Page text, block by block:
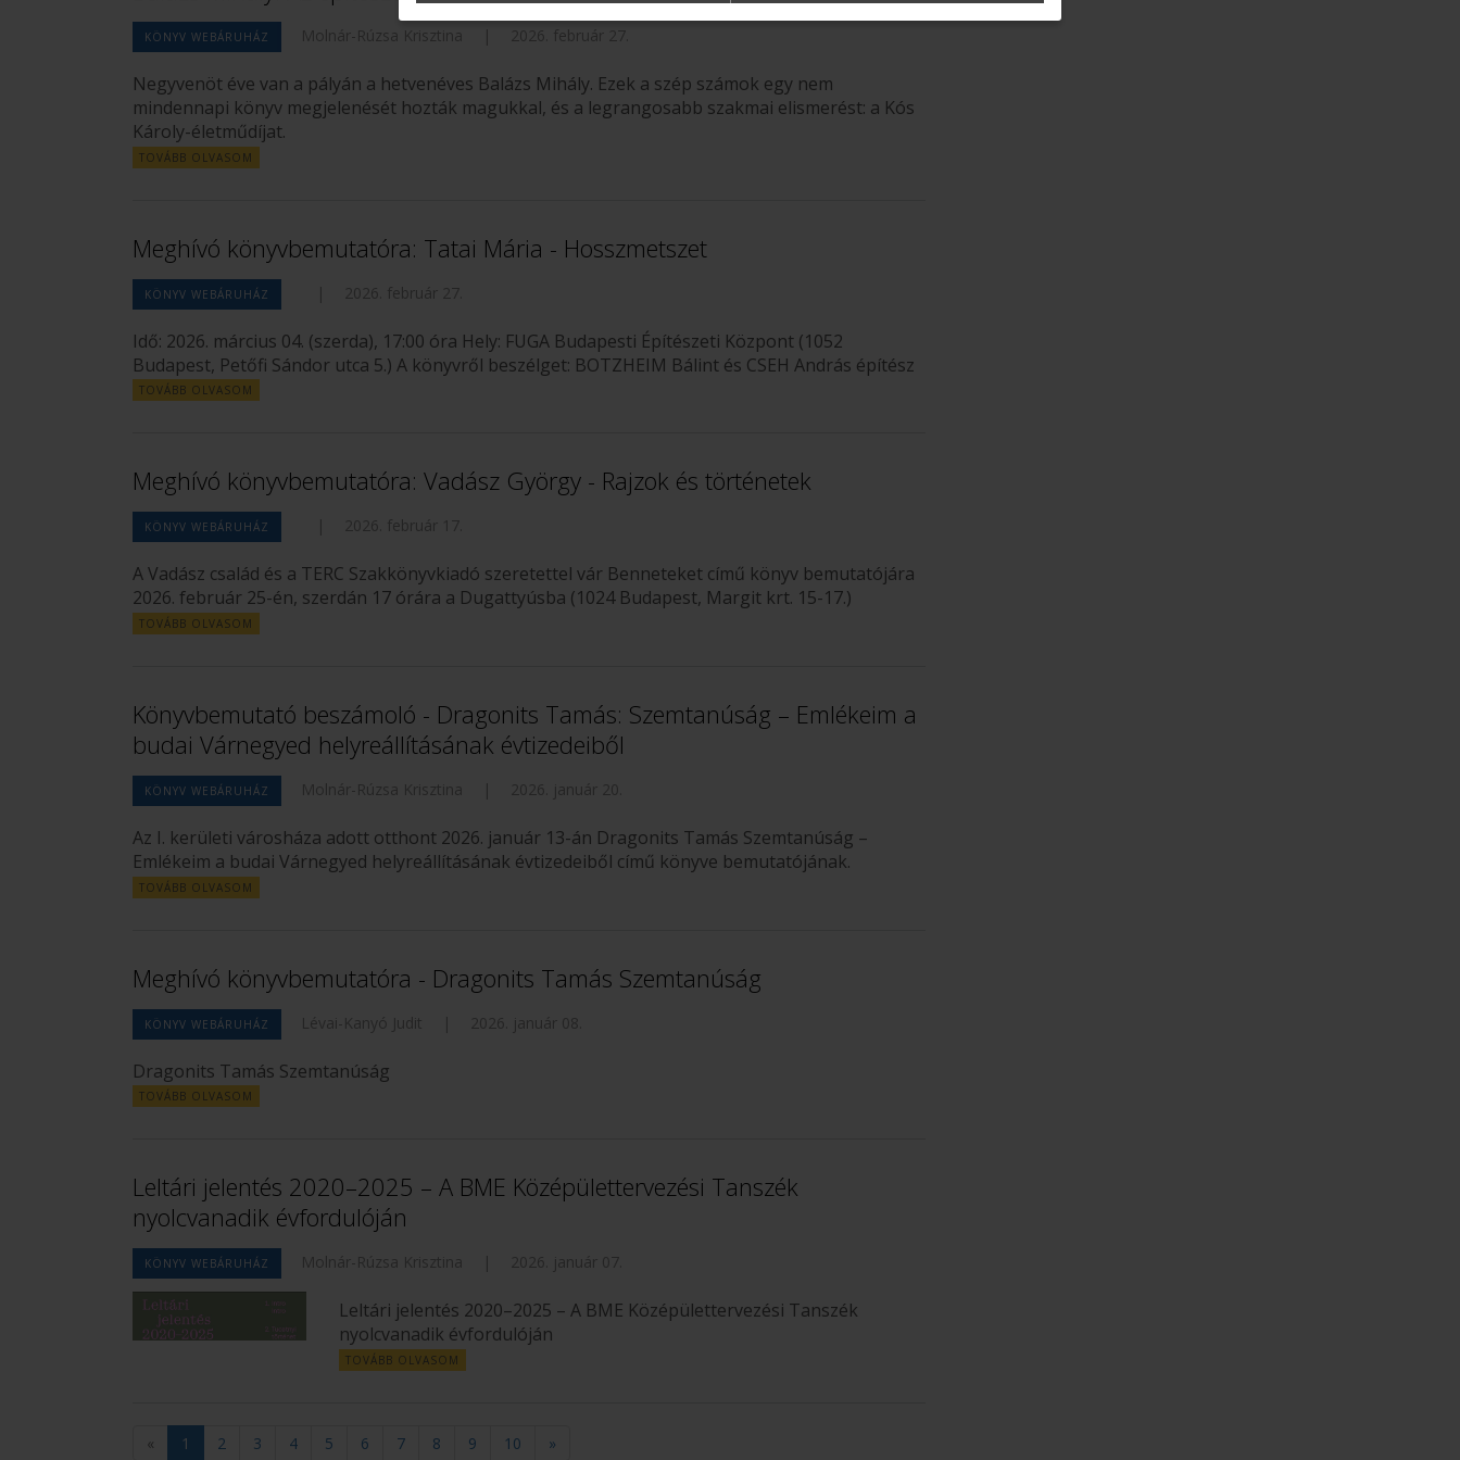
KÖNYV WEBÁRUHÁZ Molnár-Rúzsa Krisztina 2026. február 27.
Negyvenöt éve van a pályán a hetvenéves Balázs Mihály. Ezek a szép számok egy nem
mindennapi könyv megjelenését hozták magukkal, és a legrangosabb szakmai elismerést: a Kós
Károly-életműdíjat.
TOVÁBB OLVASOM
Meghívó könyvbemutatóra: Tatai Mária - Hosszmetszet
KÖNYV WEBÁRUHÁZ | 2026. február 27.
Idő: 2026. március 04. (szerda), 17:00 óra Hely: FUGA Budapesti Építészeti Központ (1052
Budapest, Petőfi Sándor utca 5.) A könyvről beszélget: BOTZHEIM Bálint és CSEH András építész
TOVÁBB OLVASOM
Meghívó könyvbemutatóra: Vadász György - Rajzok és történetek
KÖNYV WEBÁRUHÁZ | 2026. február 17.
A Vadász család és a TERC Szakkönyvkiadó szeretettel vár Benneteket című könyv bemutatójára
2026. február 25-én, szerdán 17 órára a Dugattyúsba (1024 Budapest, Margit krt. 15-17.)
TOVÁBB OLVASOM
Könyvbemutató beszámoló - Dragonits Tamás: Szemtanúság – Emlékeim a
budai Várnegyed helyreállításának évtizedeiből
KÖNYV WEBÁRUHÁZ Molnár-Rúzsa Krisztina | 2026. január 20.
Az I. kerületi városháza adott otthont 2026. január 13-án Dragonits Tamás Szemtanúság –
Emlékeim a budai Várnegyed helyreállításának évtizedeiből című könyve bemutatójának.
TOVÁBB OLVASOM
Meghívó könyvbemutatóra - Dragonits Tamás Szemtanúság
KÖNYV WEBÁRUHÁZ Lévai-Kanyó Judit | 2026. január 08.
Dragonits Tamás Szemtanúság
TOVÁBB OLVASOM
Leltári jelentés 2020–2025 – A BME Középülettervezési Tanszék
nyolcvanadik évfordulóján
KÖNYV WEBÁRUHÁZ Molnár-Rúzsa Krisztina | 2026. január 07.
Leltári jelentés 2020–2025 – A BME Középülettervezési Tanszék
nyolcvanadik évfordulóján
TOVÁBB OLVASOM
« 1 2 3 4 5 6 7 8 9 10 »